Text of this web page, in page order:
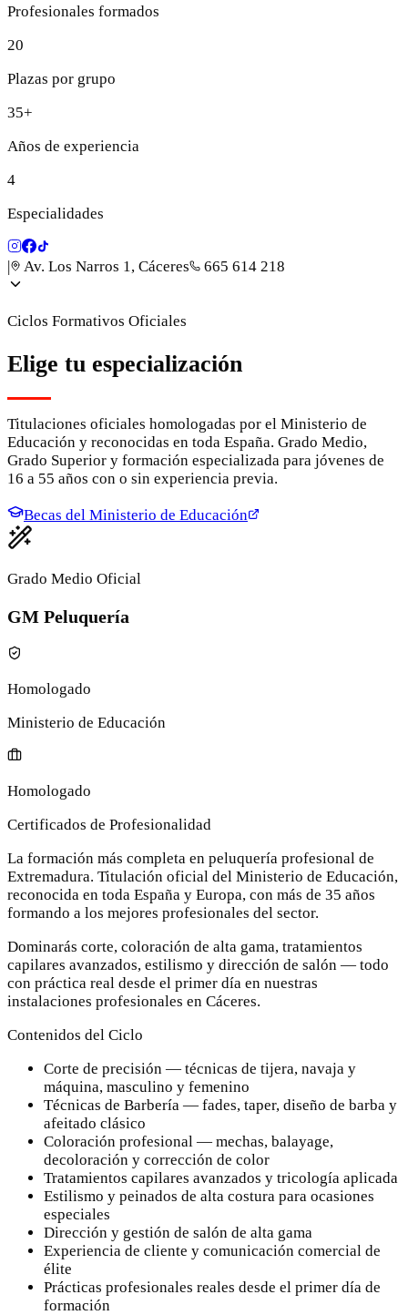
Profesionales formados
20
Plazas por grupo
35+
Años de experiencia
4
Especialidades
Av. Los Narros 1, Cáceres 665 614 218
Ciclos Formativos Oficiales
Elige tu especialización
Titulaciones oficiales homologadas por el Ministerio de
Educación y reconocidas en toda España. Grado Medio,
Grado Superior y formación especializada para jóvenes de
16 a 55 años con o sin experiencia previa.
Becas del Ministerio de Educación
Grado Medio Oficial
GM Peluquería
Homologado
Ministerio de Educación
Homologado
Certificados de Profesionalidad
La formación más completa en peluquería profesional de
Extremadura. Titulación oficial del Ministerio de Educación,
reconocida en toda España y Europa, con más de 35 años
formando a los mejores profesionales del sector.
Dominarás corte, coloración de alta gama, tratamientos
capilares avanzados, estilismo y dirección de salón — todo
con práctica real desde el primer día en nuestras
instalaciones profesionales en Cáceres.
Contenidos del Ciclo
Corte de precisión — técnicas de tijera, navaja y
máquina, masculino y femenino
Técnicas de Barbería — fades, taper, diseño de barba y
afeitado clásico
Coloración profesional — mechas, balayage,
decoloración y corrección de color
Tratamientos capilares avanzados y tricología aplicada
Estilismo y peinados de alta costura para ocasiones
especiales
Dirección y gestión de salón de alta gama
Experiencia de cliente y comunicación comercial de
élite
Prácticas profesionales reales desde el primer día de
formación